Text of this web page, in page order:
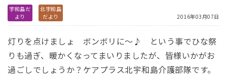
実践報告
リクルート
宇和島だ
より
北宇和島
だより
2016年03月07日
灯りを点けましょ ボンボリに～♪ という事でひな祭
りも過ぎ、暖かくなってまいりましたが、皆様いかがお
過ごしでしょうか？ケアプラス北宇和島介護部隊です。